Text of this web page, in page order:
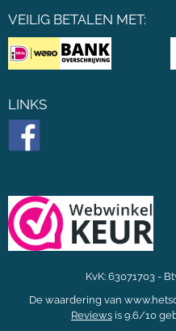
VEILIG BETALEN MET:
LINKS
KvK: 63071703 -
De waardering van
Reviews is 9.6/10